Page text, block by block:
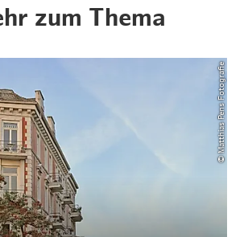
zum Thema
© Matthias Pens Fotografie